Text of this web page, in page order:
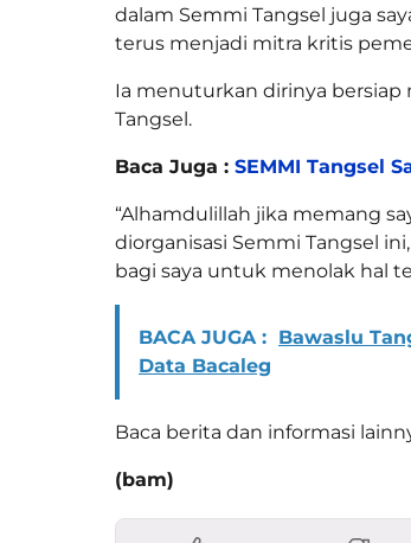
dalam Semmi Tangsel juga
terus menjadi mitra kritis
Ia menuturkan dirinya bersiap
Tangsel.
Baca Juga : SEMMI Tangsel
“Alhamdulillah jika memang
diorganisasi Semmi Tangsel
bagi saya untuk menolak hal
BACA JUGA : Bawaslu
Data Bacaleg
Baca berita dan informasi
(bam)